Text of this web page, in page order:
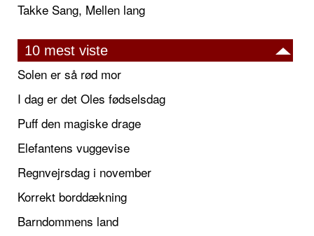
Takke Sang, Mellen lang
10 mest viste
Solen er så rød mor
I dag er det Oles fødselsdag
Puff den magiske drage
Elefantens vuggevise
Regnvejrsdag i november
Korrekt borddækning
Barndommens land